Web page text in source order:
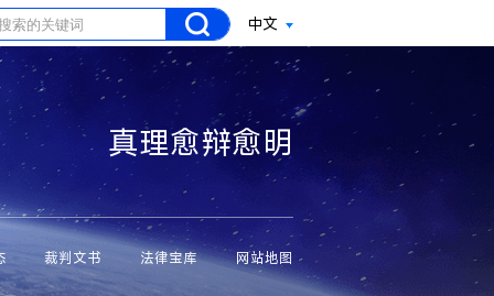
中文
真理愈辩愈明
裁判文书 法律宝库 网站地图